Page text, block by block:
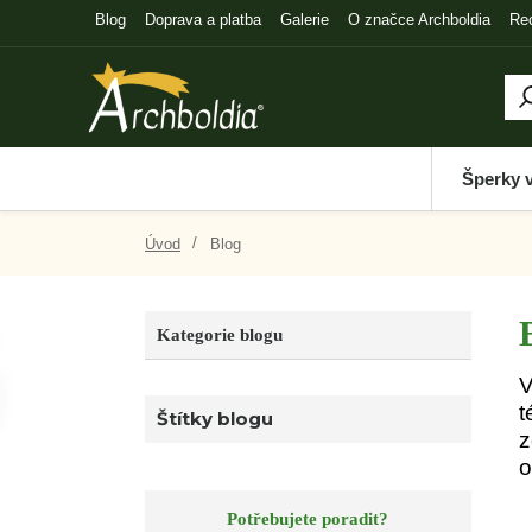
Blog Doprava a platba Galerie O značce Archboldia
Šperky
Úvod Blog
Kategorie blogu
Štítky blogu
Potřebujete poradit?